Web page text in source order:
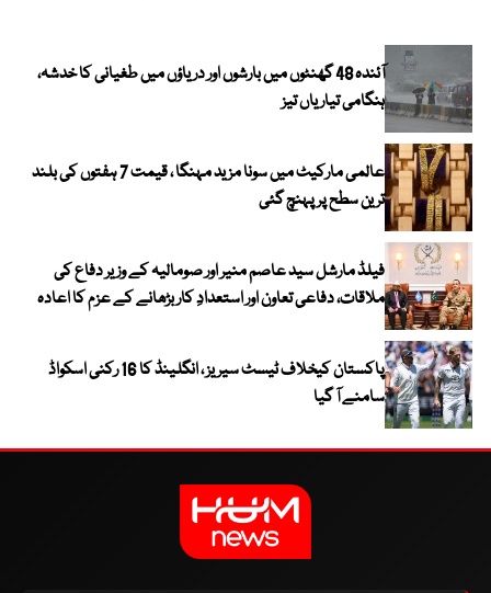
آئندہ 48 گھنٹوں میں بارشوں اور دریاؤں میں طغیانی کا خدشہ،
ہنگامی تیاریاں تیز
عالمی مارکیٹ میں سونا مزید مہنگا ، قیمت 7 ہفتوں کی بلند
ترین سطح پر پہنچ گئی
فیلڈ مارشل سید عاصم منیر اور صومالیہ کے وزیر دفاع کی
ملاقات، دفاعی تعاون اور استعدادِ کار بڑھانے کے عزم کا اعادہ
پاکستان کیخلاف ٹیسٹ سیریز ، انگلینڈ کا 16 رکنی اسکواڈ
سامنے آ گیا